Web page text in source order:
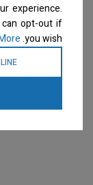
experience.
opt-out if
you wish.